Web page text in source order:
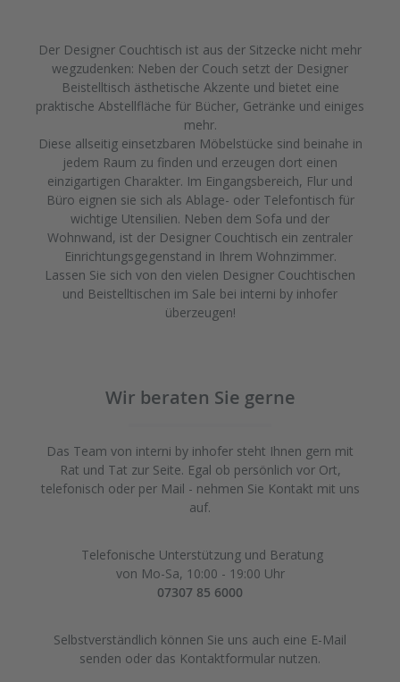
Der Designer Couchtisch ist aus der Sitzecke nicht mehr
wegzudenken: Neben der Couch setzt der Designer
Beistelltisch ästhetische Akzente und bietet eine
praktische Abstellfläche für Bücher, Getränke und einiges
mehr.
Diese allseitig einsetzbaren Möbelstücke sind beinahe in
jedem Raum zu finden und erzeugen dort einen
einzigartigen Charakter. Im Eingangsbereich, Flur und
Büro eignen sie sich als Ablage- oder Telefontisch für
wichtige Utensilien. Neben dem Sofa und der
Wohnwand, ist der Designer Couchtisch ein zentraler
Einrichtungsgegenstand in Ihrem Wohnzimmer.
Lassen Sie sich von den vielen Designer Couchtischen
und Beistelltischen im Sale bei interni by inhofer
überzeugen!
Wir beraten Sie gerne
Das Team von interni by inhofer steht Ihnen gern mit
Rat und Tat zur Seite. Egal ob persönlich vor Ort,
telefonisch oder per Mail - nehmen Sie Kontakt mit uns
auf.
Telefonische Unterstützung und Beratung
von Mo-Sa, 10:00 - 19:00 Uhr
07307 85 6000
Selbstverständlich können Sie uns auch eine E-Mail
senden oder das Kontaktformular nutzen.